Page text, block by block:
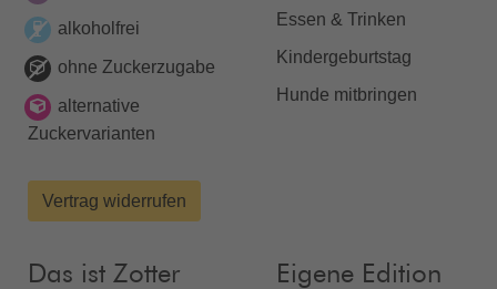
alkoholfrei
ohne Zuckerzugabe
alternative
Zuckervarianten
Vertrag widerrufen
Essen & Trinken
Kindergeburtstag
Hunde mitbringen
Das ist Zotter Eigene Edition